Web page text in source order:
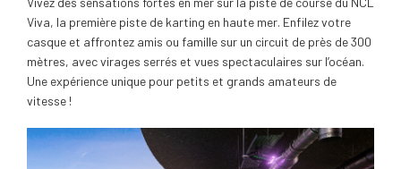
Viva, la première piste de karting en haute mer. Enfilez votre
casque et affrontez amis ou famille sur un circuit de près de 300
mètres, avec virages serrés et vues spectaculaires sur l’océan.
Une expérience unique pour petits et grands amateurs de
vitesse !